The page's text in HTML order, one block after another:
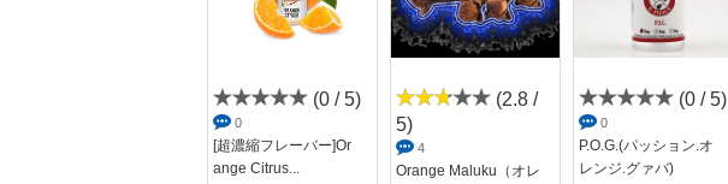
(0 / 5)
0
[超濃縮フレーバー]Or
ange Citrus...
(2.8 /
5)
4
Orange Maluku（オレ
(0 / 5)
0
P.O.G.(パッション.オ
レンジ.グァバ)